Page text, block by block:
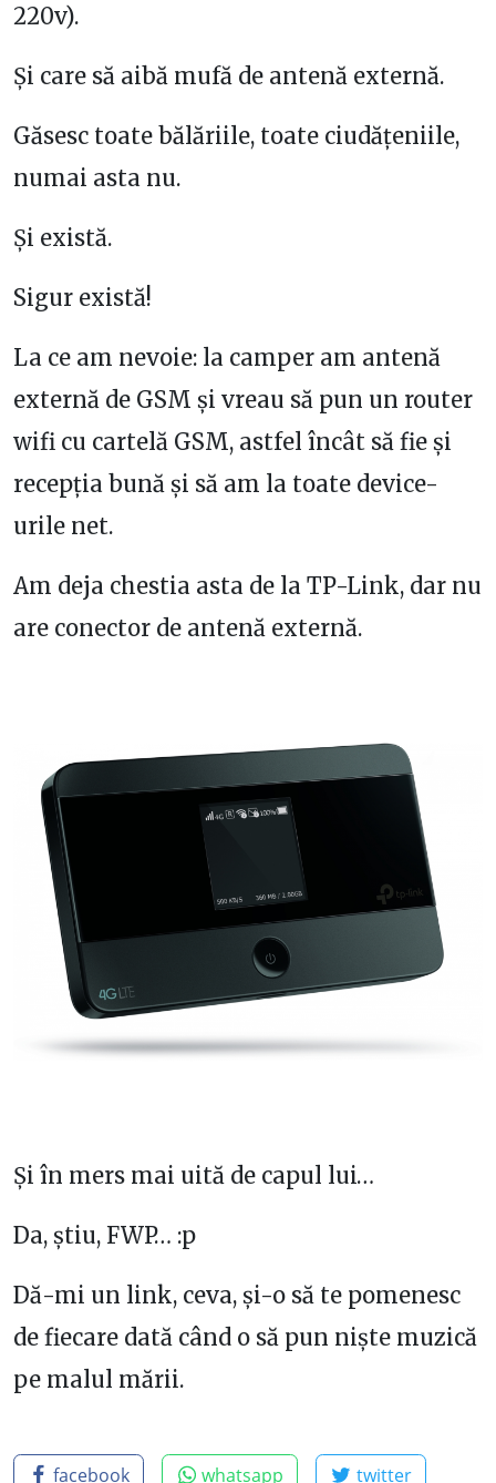
220v).
Și care să aibă mufă de antenă externă.
Găsesc toate bălăriile, toate ciudățeniile,
numai asta nu.
Și există.
Sigur există!
La ce am nevoie: la camper am antenă
externă de GSM și vreau să pun un router
wifi cu cartelă GSM, astfel încât să fie și
recepția bună și să am la toate device-
urile net.
Am deja chestia asta de la TP-Link, dar nu
are conector de antenă externă.
Și în mers mai uită de capul lui…
Da, știu, FWP… :p
Dă-mi un link, ceva, și-o să te pomenesc
de fiecare dată când o să pun niște muzică
pe malul mării.
facebook whatsapp twitter